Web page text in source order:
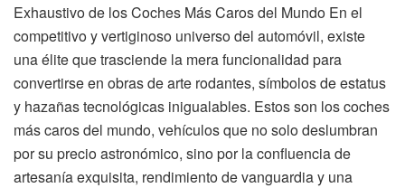
Exhaustivo de los Coches Más Caros del Mundo En el
competitivo y vertiginoso universo del automóvil, existe
una élite que trasciende la mera funcionalidad para
convertirse en obras de arte rodantes, símbolos de estatus
y hazañas tecnológicas inigualables. Estos son los coches
más caros del mundo, vehículos que no solo deslumbran
por su precio astronómico, sino por la confluencia de
artesanía exquisita, rendimiento de vanguardia y una